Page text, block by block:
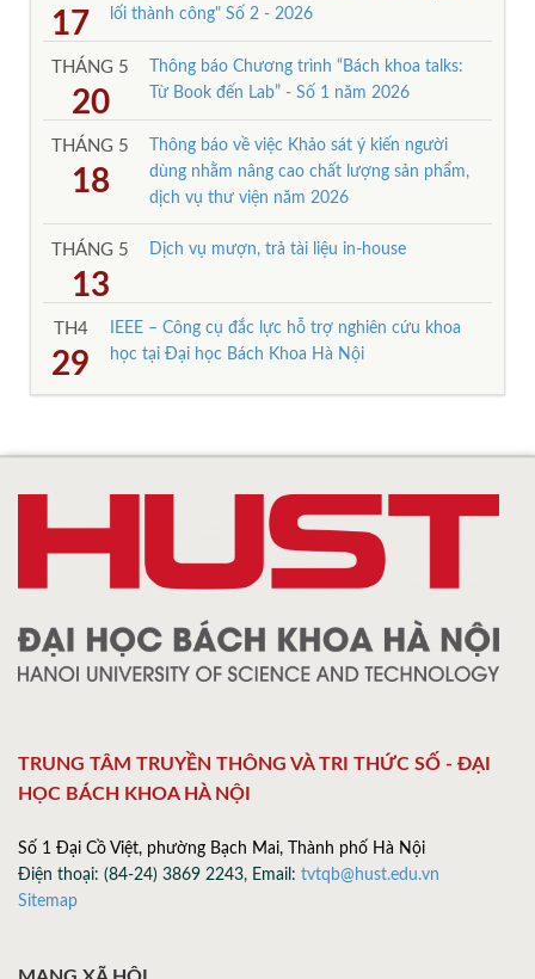
17
lối thành công" Số 2 - 2026
THÁNG 5
20
Thông báo Chương trình “Bách khoa talks:
Từ Book đến Lab” - Số 1 năm 2026
THÁNG 5
18
Thông báo về việc Khảo sát ý kiến người
dùng nhằm nâng cao chất lượng sản phẩm,
dịch vụ thư viện năm 2026
THÁNG 5
13
Dịch vụ mượn, trả tài liệu in-house
TH4
29
IEEE – Công cụ đắc lực hỗ trợ nghiên cứu khoa
học tại Đại học Bách Khoa Hà Nội
TRUNG TÂM TRUYỀN THÔNG VÀ TRI THỨC SỐ - ĐẠI
HỌC BÁCH KHOA HÀ NỘI
Số 1 Đại Cồ Việt, phường Bạch Mai, Thành phố Hà Nội
Điện thoại: (84-24) 3869 2243, Email: tvtqb@hust.edu.vn
Sitemap